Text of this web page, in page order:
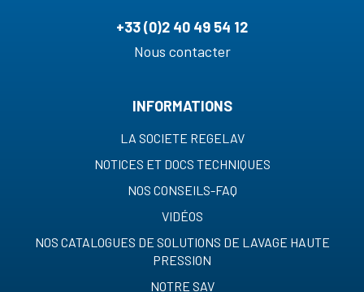
+33 (0)2 40 49 54 12
Nous contacter
INFORMATIONS
LA SOCIETE REGELAV
NOTICES ET DOCS TECHNIQUES
NOS CONSEILS-FAQ
VIDÉOS
NOS CATALOGUES DE SOLUTIONS DE LAVAGE HAUTE
PRESSION
NOTRE SAV